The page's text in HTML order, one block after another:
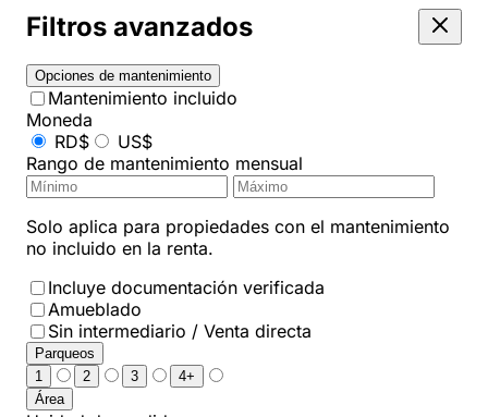
Filtros avanzados
Opciones de mantenimiento
Mantenimiento incluido
Moneda
RD$
US$
Rango de mantenimiento mensual
Solo aplica para propiedades con el mantenimiento
no incluido en la renta.
Incluye documentación verificada
Amueblado
Sin intermediario / Venta directa
Parqueos
1
2 3
4+
Área